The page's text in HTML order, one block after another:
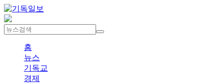
홈
뉴스
기독교
경제